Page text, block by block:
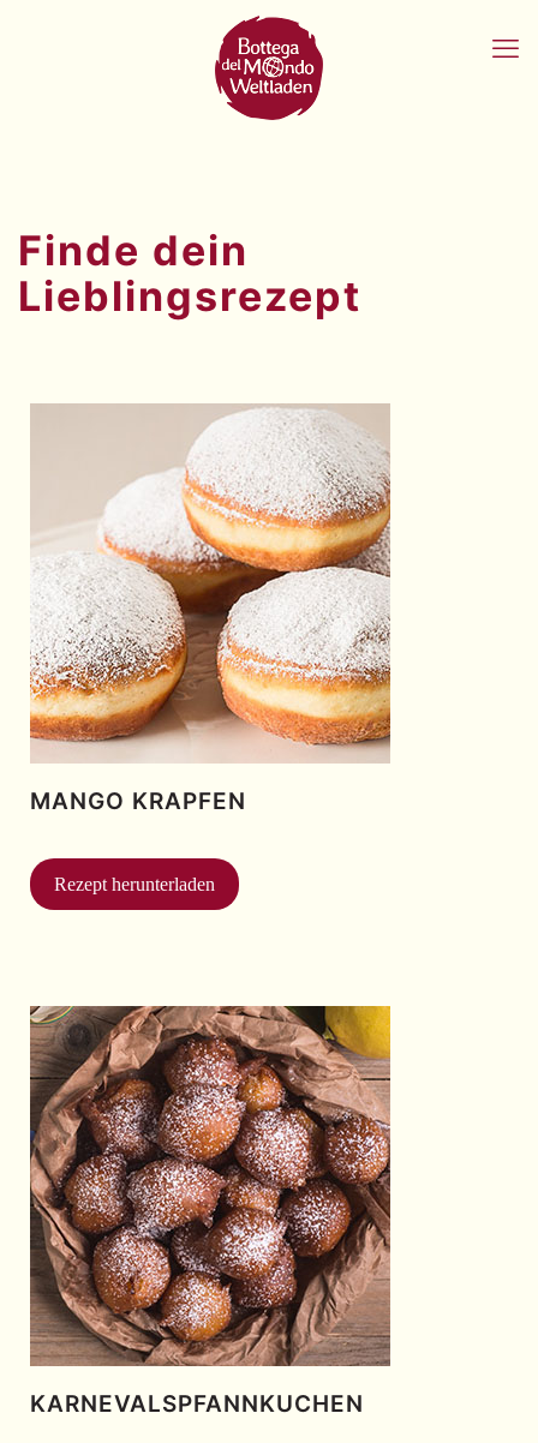
Finde dein
Lieblingsrezept
MANGO KRAPFEN
Rezept herunterladen
KARNEVALSPFANNKUCHEN